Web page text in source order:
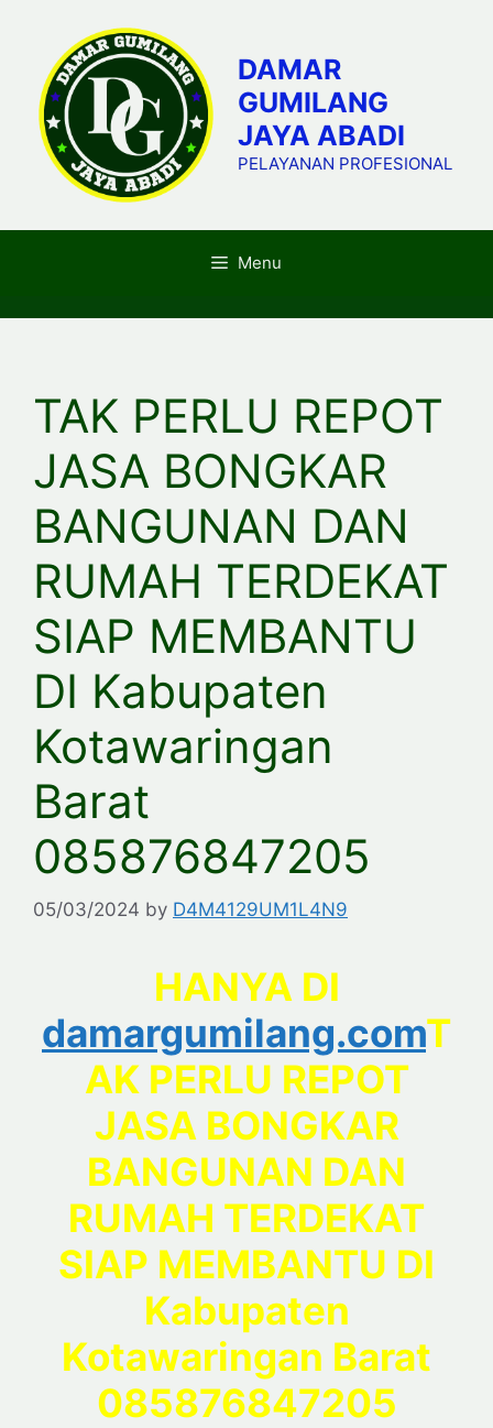
content
DAMAR
GUMILANG
JAYA ABADI
PELAYANAN PROFESIONAL
Menu
TAK PERLU REPOT
JASA BONGKAR
BANGUNAN DAN
RUMAH TERDEKAT
SIAP MEMBANTU
DI Kabupaten
Kotawaringan
Barat
085876847205
05/03/2024 by D4M4129UM1L4N9
HANYA DI
damargumilang.comT
AK PERLU REPOT
JASA BONGKAR
BANGUNAN DAN
RUMAH TERDEKAT
SIAP MEMBANTU DI
Kabupaten
Kotawaringan Barat
085876847205